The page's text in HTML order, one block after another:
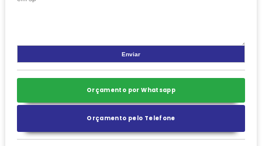
Orçamento por Whatsapp
Orçamento pelo Telefone